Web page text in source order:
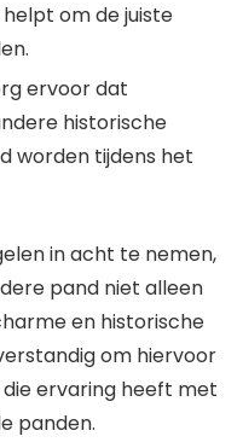
om de juiste
ervoor dat
historische
worden tijdens het
in acht te nemen,
pand niet alleen
en historische
om hiervoor
ervaring heeft met
panden.